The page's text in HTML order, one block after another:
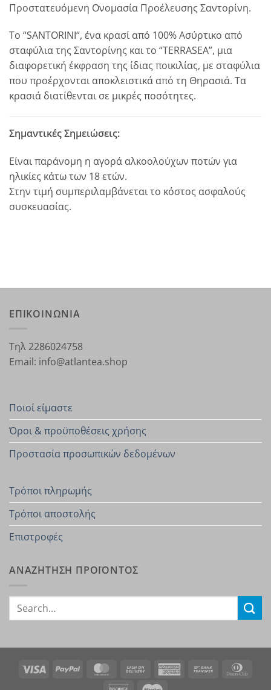
Προστατευόμενη Ονομασία Προέλευσης Σαντορίνη.
Το “SANTORINI“, ένα κρασί από 100% Ασύρτικο από
σταφύλια της Σαντορίνης και το “TERRASEA”, μια
διαφορετική έκφραση της ίδιας ποικιλίας, με σταφύλια
που προέρχονται αποκλειστικά από τη Θηρασιά. Τα
κρασιά διατίθενται σε μικρές ποσότητες.
Σημαντικές Σημειώσεις:
Είναι παράνομη η αγορά αλκοολούχων ποτών για
ηλικίες κάτω των 18 ετών.
Στην τιμή συμπεριλαμβάνεται το κόστος ασφαλούς
συσκευασίας.
ΕΠΙΚΟΙΝΩΝΙΑ
Τηλ 2286024758
Email: info@atlantea.shop
Ποιοί είμαστε
Όροι & προϋποθέσεις χρήσης
Προστασία προσωπικών δεδομένων
Τρόποι πληρωμής
Τρόποι αποστολής
Επιστροφές
ΑΝΑΖΗΤΗΣΗ ΠΡΟΪΟΝΤΟΣ
Search
Visa PayPal MasterCardCash
On
American Bank